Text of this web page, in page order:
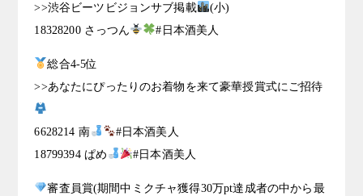
>>渋谷ビーツビジョンサブ掲載
(小)
18328200 さっつん
#日本酒美人
総合4-5位
>>あなたにぴったりのお着物を来て豪華授賞式にご招待
6628214 南
#日本酒美人
18799394 ぱめ
#日本酒美人
審査員賞(期間中ミクチャ獲得30万pt達成者の中から最